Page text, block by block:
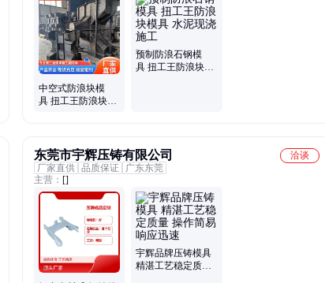
中空式防浪块模
具 扭工王防浪块钢
预制防浪石钢模
具 扭工王防浪块模
东莞市宇辉压铸有限公司
洽谈
厂家直供 品质保证
广东东莞
主营： []
宇辉品牌压铸模具
精湛工艺稳定质量